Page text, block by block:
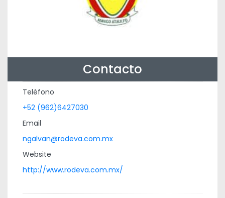
Contacto
Teléfono
+52 (962)6427030
Email
ngalvan@rodeva.com.mx
Website
http://www.rodeva.com.mx/